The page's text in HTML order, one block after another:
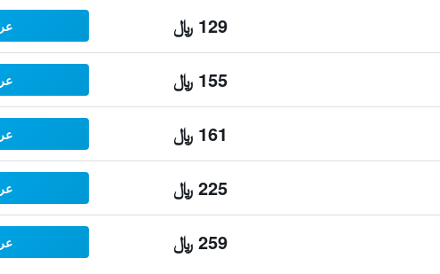
129 ﷼
155 ﷼
161 ﷼
225 ﷼
259 ﷼